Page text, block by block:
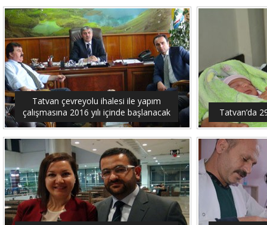
Tatvan çevreyolu ihalesi ile yapım
çalışmasına 2016 yılı içinde başlanacak
Tatvan’da